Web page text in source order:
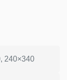
240×340